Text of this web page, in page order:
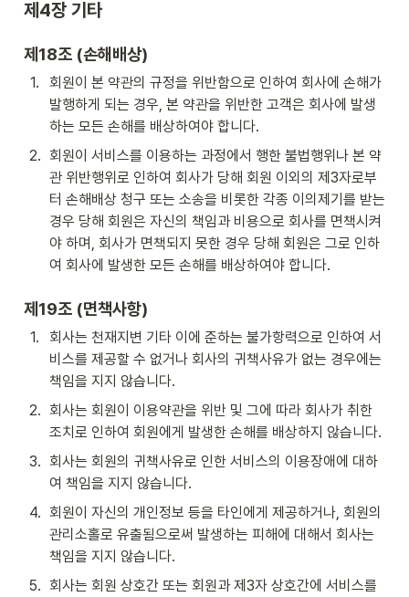
제4장 기타
제18조 (손해배상)
1.
회원이 본 약관의 규정을 위반함으로 인하여 회사에 손해가
발행하게 되는 경우, 본 약관을 위반한 고객은 회사에 발생
하는 모든 손해를 배상하여야 합니다.
2. 회원이 서비스를 이용하는 과정에서 행한 불법행위나 본 약
관 위반행위로 인하여 회사가 당해 회원 이외의 제3자로부
터 손해배상 청구 또는 소송을 비롯한 각종 이의제기를 받는
경우 당해 회원은 자신의 책임과 비용으로 회사를 면책시켜
야 하며, 회사가 면책되지 못한 경우 당해 회원은 그로 인하
여 회사에 발생한 모든 손해를 배상하여야 합니다.
제19조 (면책사항)
1.
회사는 천재지변 기타 이에 준하는 불가항력으로 인하여 서
비스를 제공할 수 없거나 회사의 귀책사유가 없는 경우에는
책임을 지지 않습니다.
2. 회사는 회원이 이용약관을 위반 및 그에 따라 회사가 취한
조치로 인하여 회원에게 발생한 손해를 배상하지 않습니다.
3. 회사는 회원의 귀책사유로 인한 서비스의 이용장애에 대하
여 책임을 지지 않습니다.
4. 회원이 자신의 개인정보 등을 타인에게 제공하거나, 회원의
관리소홀로 유출됨으로써 발생하는 피해에 대해서 회사는
책임을 지지 않습니다.
5. 회사는 회원 상호간 또는 회원과 제3자 상호간에 서비스를